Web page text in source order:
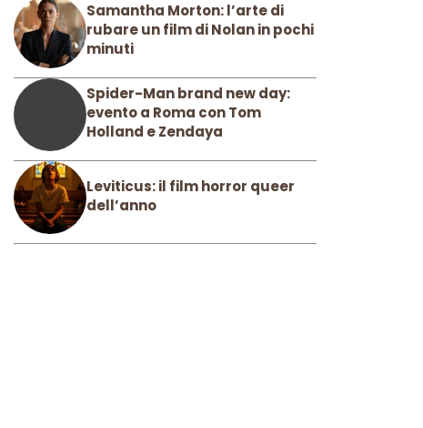
Samantha Morton: l’arte di
rubare un film di Nolan in pochi
minuti
Spider-Man brand new day:
evento a Roma con Tom
Holland e Zendaya
Leviticus: il film horror queer
dell’anno